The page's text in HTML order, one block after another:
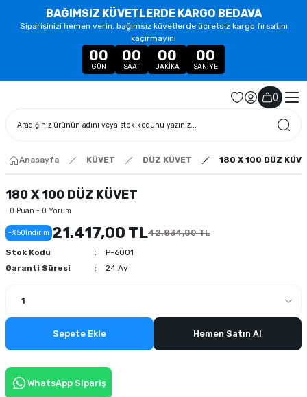
BAĞIMSIZ KÜVETLERDE KARGO BEDAVA
Siparişinizi hemen verin, bağımsız küvetlerde ücretsiz kargo fırsatını
kaçırmayın!
00
GÜN
00
SAAT
00
DAKIKA
00
SANIYE
()
Anasayfa KÜVET DÜZ KÜVET 180 X 100 DÜZ
180 X 100 DÜZ KÜVET
0 Puan - 0 Yorum
-%50İndirim 21.417,00 TL42.834,00 TL
Stok Kodu
P-6001
Garanti Süresi
24 Ay
Sepete Ekle Hemen Satın Al
WhatsApp Sipariş